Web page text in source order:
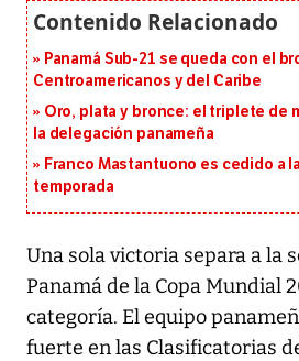
Panamá Sub-21 se queda con el
Centroamericanos y del Caribe
Oro, plata y bronce: el triplete de
la delegación panameña
Franco Mastantuono es cedido a
temporada
Una sola victoria separa a la
Panamá de la Copa Mundial
categoría. El equipo
fuerte en las Clasificatorias